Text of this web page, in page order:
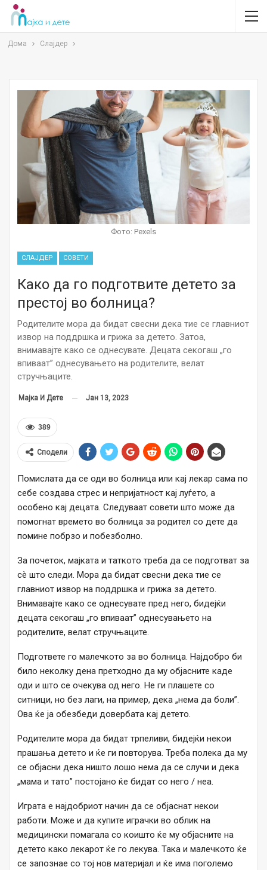
Дома Слајдер
Фото: Pexels
СЛАЈДЕР СОВЕТИ
Како да го подготвите детето за
престој во болница?
Родителите мора да бидат свесни дека тие се главниот
извор на поддршка и грижа за детето. Затоа,
внимавајте како се однесувате. Децата секогаш „го
впиваат” однесувањето на родителите, велат
стручњаците.
Мајка И Дете Јан 13, 2023
389
Сподели
Помислата да се оди во болница или кај лекар сама по
себе создава стрес и непријатност кај луѓето, а
особено кај децата. Следуваат совети што може да
помогнат времето во болница за родител со дете да
помине побрзо и побезболно.
За почеток, мајката и таткото треба да се подготват за
сè што следи. Мора да бидат свесни дека тие се
главниот извор на поддршка и грижа за детето.
Внимавајте како се однесувате пред него, бидејќи
децата секогаш „го впиваат” однесувањето на
родителите, велат стручњаците.
Подгответе го малечкото за во болница. Најдобро би
било неколку дена претходно да му објасните каде
оди и што се очекува од него. Не ги плашете со
ситници, но без лаги, на пример, дека „нема да боли”.
Ова ќе ја обезбеди довербата кај детето.
Родителите мора да бидат трпеливи, бидејќи некои
прашања детето и ќе ги повторува. Треба полека да му
се објасни дека ништо лошо нема да се случи и дека
„мама и тато” постојано ќе бидат со него / неа.
Играта е најдобриот начин да се објаснат некои
работи. Може и да купите играчки во облик на
медицински помагала со коишто ќе му објасните на
детето како лекарот ќе го лекува. Така и малечкото ќе
се запознае со тој нов материјал и ќе има поголемо